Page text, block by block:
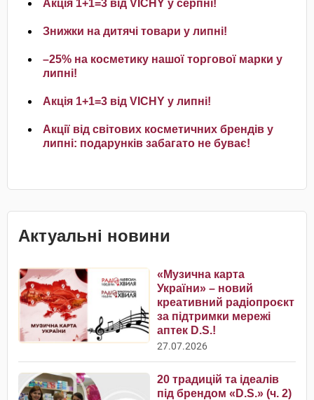
Акція 1+1=3 від VICHY у серпні!
Знижки на дитячі товари у липні!
–25% на косметику нашої торгової марки у
липні!
Акція 1+1=3 від VICHY у липні!
Акції від світових косметичних брендів у
липні: подарунків забагато не буває!
Актуальні новини
«Музична карта
України» – новий
креативний радіопроєкт
за підтримки мережі
аптек D.S.!
27.07.2026
20 традицій та ідеалів
під брендом «D.S.» (ч. 2)